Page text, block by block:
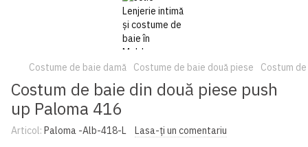
Costume de baie damă Costume de baie două piese Costum
Costum de baie din două piese push
up Paloma 416
Articol: Paloma -Alb-418-L Lasa-ți un comentariu